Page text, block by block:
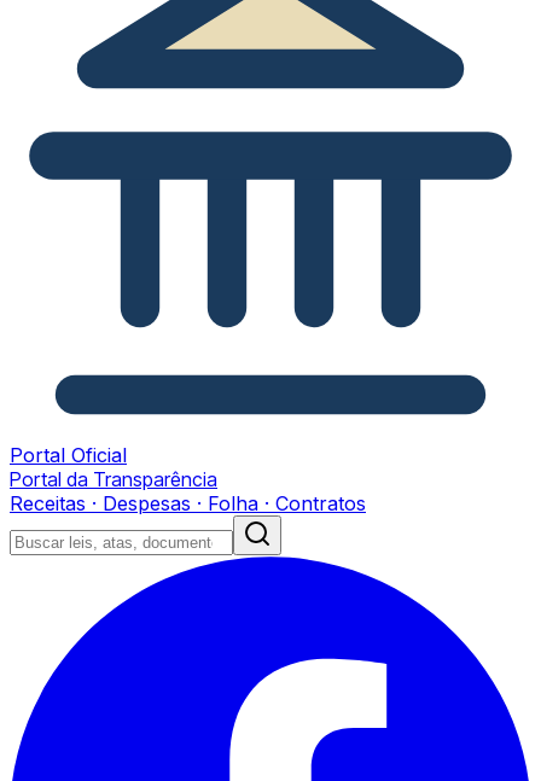
Portal Oficial
Portal da Transparência
Receitas · Despesas · Folha · Contratos